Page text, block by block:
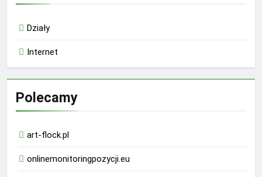
Działy
Internet
Polecamy
art-flock.pl
onlinemonitoringpozycji.eu